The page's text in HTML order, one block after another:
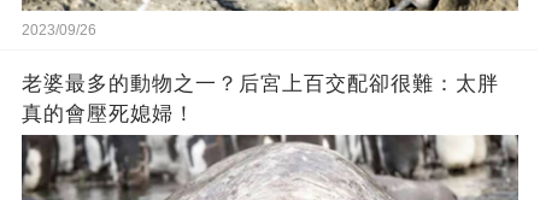
2023/09/26
老婆最多的動物之一？后宮上百交配卻很難：太胖
真的會壓死媳婦！